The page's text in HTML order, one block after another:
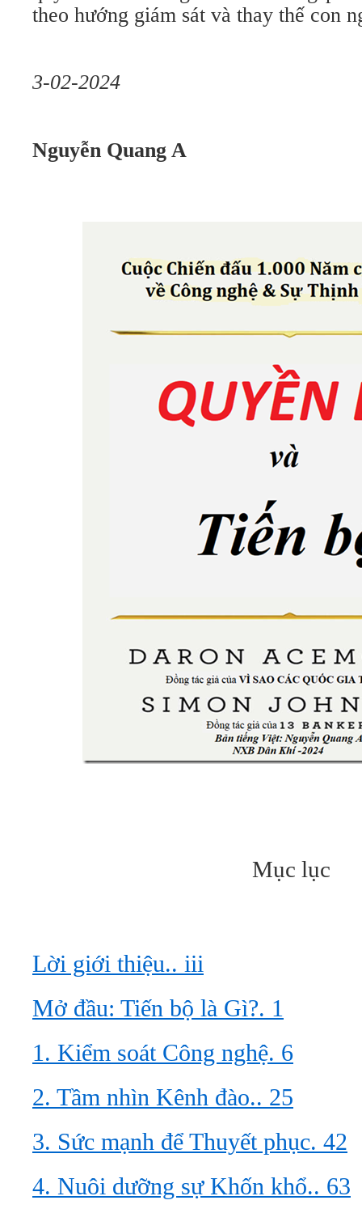
theo hướng giám sát và thay thế con
3-02-2024
Nguyễn Quang A
Mục lục
Lời giới thiệu.. iii
Mở đầu: Tiến bộ là Gì?. 1
1. Kiểm soát Công nghệ. 6
2. Tầm nhìn Kênh đào.. 25
3. Sức mạnh để Thuyết phục. 42
4. Nuôi dưỡng sự Khốn khổ.. 63